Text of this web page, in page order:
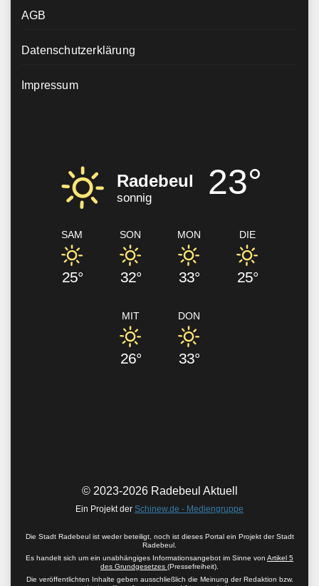
AGB
Datenschutzerklärung
Impressum
Radebeul
sonnig 23°
SAM
25°
SON
32°
MON
33°
DIE
25°
MIT
26°
DON
33°
© 2023-2026 Radebeul Aktuell
Ein Projekt der Schinew.de - Mediengruppe
Die Stadt Radebeul ist weder beteiligt, noch ist dieses Portal ein Projekt der Stadt
Radebeul.
Es handelt sich um ein unabhängiges Informationsangebot im Sinne von Artikel 5
des Grundgesetzes (Pressefreiheit).
Die veröffentlichten Inhalte geben ausschließlich die Meinung der Redaktion bzw.